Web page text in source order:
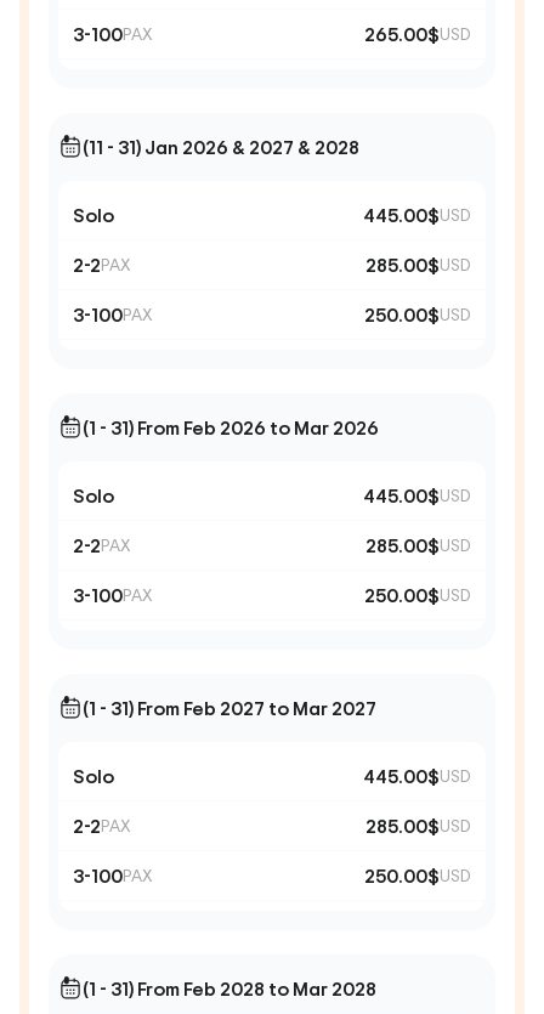
3-100PAX 265.00$USD
(11 - 31) Jan 2026 & 2027 & 2028
Solo 445.00$USD
2-2PAX 285.00$USD
3-100PAX 250.00$USD
(1 - 31) From Feb 2026 to Mar 2026
Solo 445.00$USD
2-2PAX 285.00$USD
3-100PAX 250.00$USD
(1 - 31) From Feb 2027 to Mar 2027
Solo 445.00$USD
2-2PAX 285.00$USD
3-100PAX 250.00$USD
(1 - 31) From Feb 2028 to Mar 2028